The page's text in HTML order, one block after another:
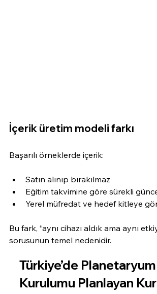
İçerik üretim modeli farkı
Başarılı örneklerde içerik:
Satın alınıp bırakılmaz
Eğitim takvimine göre sürekli
Yerel müfredat ve hedef kitleye
Bu fark, “aynı cihazı aldık ama aynı
sorusunun temel nedenidir.
Türkiye’de Planetaryum
Kurulumu Planlayan